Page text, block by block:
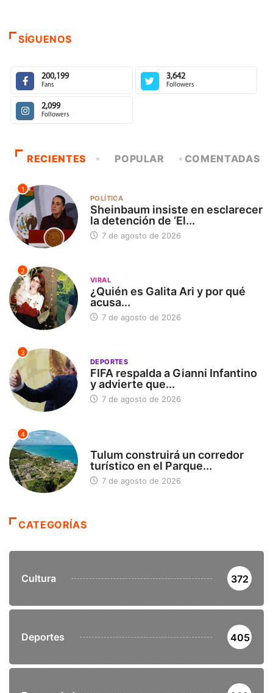
SÍGUENOS
200,199
Fans
3,642
Followers
2,099
Followers
RECIENTES POPULAR COMENTADAS
1
POLÍTICA
Sheinbaum insiste en esclarecer
la detención de ‘El...
7 de agosto de 2026
2
VIRAL
¿Quién es Galita Ari y por qué
acusa...
7 de agosto de 2026
3
DEPORTES
FIFA respalda a Gianni Infantino
y advierte que...
7 de agosto de 2026
4
Tulum construirá un corredor
turístico en el Parque...
7 de agosto de 2026
CATEGORÍAS
Cultura 372
Deportes 405